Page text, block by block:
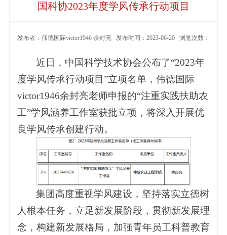
国科协2023年度学风传承行动项目
发布者：伟德国际victor1946 余封亮 发布时间：2023-06-20 浏览次数：
近日，中国科学技术协会公布了“2023年
度学风传承行动项目”立项名单，伟德国际
victor1946余封亮老师申报的“注重实践扶助农
工”学风涵养工作室获批立项，将深入开展优
良学风传承创建行动。
集团高度重视学风建设，坚持落实立德树
人根本任务，立足新发展阶段，贯彻新发展理
念，构建新发展格局，加强青年员工科普教育